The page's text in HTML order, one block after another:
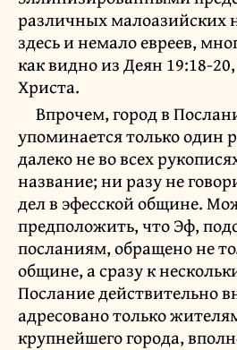
различных малоазийских
здесь и немало евреев,
как видно из Деян 19:18-
Христа.
Впрочем, город в
упоминается только один
далеко не во всех
название; ни разу не
дел в эфесской общине.
предположить, что Эф,
посланиям, обращено не
общине, а сразу к
Послание действительно
адресовано только
крупнейшего города,